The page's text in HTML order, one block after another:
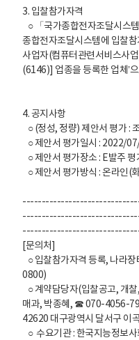
3. 입찰참가자격
○ 「국가종합전자조달시스
종합전자조달시스템에 입찰
사업자(컴퓨터관련서비스사
(6146)] 업종을 등록한 업체’
4. 공지사항
○ (정성, 정량) 제안서 평가 :
○ 제안서 평가일시 : 2022/
○ 제안서 평가장소 : E발주 평
○ 제안서 평가방식 : 온라인(
[문의처]
○ 입찰참가자격 등록, 나라
0800)
○ 계약담당자(입찰공고, 개
매과, 박종혜, ☎ 070-4056-
42620 대구광역시 달서구 이
○ 수요기관 : 한국지능정보